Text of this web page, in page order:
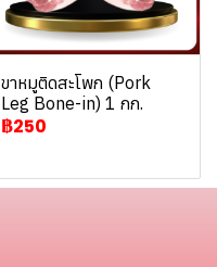
ขาหมูติดสะโพก (Pork
Leg Bone-in) 1 กก.
฿250